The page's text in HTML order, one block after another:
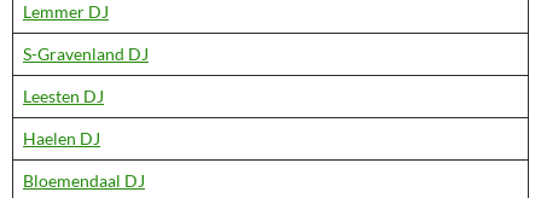
Lemmer DJ
S-Gravenland DJ
Leesten DJ
Haelen DJ
Bloemendaal DJ